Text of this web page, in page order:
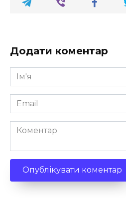
Додати коментар
Ім'я
*
Email
*
Коментар